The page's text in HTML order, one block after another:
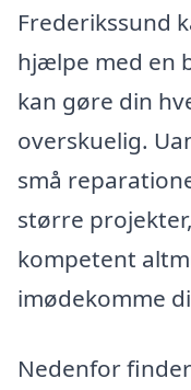
Frederikssund
hjælpe med en
kan gøre din
overskuelig.
små
større
kompetent
imødekomme
Nedenfor